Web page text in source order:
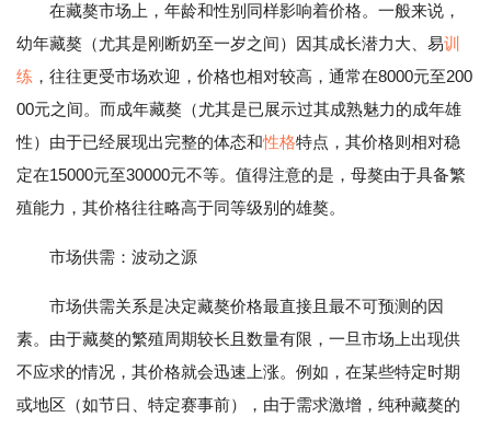
在藏獒市场上，年龄和性别同样影响着价格。一般来说，
幼年藏獒（尤其是刚断奶至一岁之间）因其成长潜力大、易训
练 ，往往更受市场欢迎，价格也相对较高，通常在8000元至200
00元之间。而成年藏獒（尤其是已展示过其成熟魅力的成年雄
性）由于已经展现出完整的体态和性格特点，其价格则相对稳
定在15000元至30000元不等。值得注意的是，母獒由于具备繁
殖能力，其价格往往略高于同等级别的雄獒。
市场供需：波动之源
市场供需关系是决定藏獒价格最直接且最不可预测的因
素。由于藏獒的繁殖周期较长且数量有限，一旦市场上出现供
不应求的情况，其价格就会迅速上涨。例如，在某些特定时期
或地区（如节日、特定赛事前），由于需求激增，纯种藏獒的